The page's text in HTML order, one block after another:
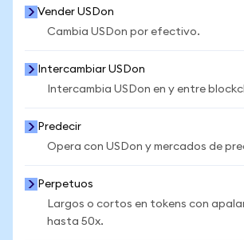
Vender USDon
Cambia USDon por efectivo.
Intercambiar USDon
Intercambia USDon en y entre
Predecir
Opera con USDon y mercados de
Perpetuos
Largos o cortos en tokens con
hasta 50x.